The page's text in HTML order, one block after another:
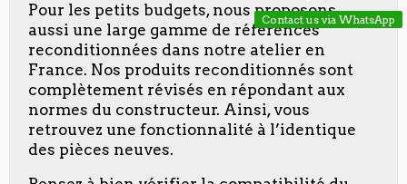
Pour les petits budgets, nous proposons
aussi une large gamme de références
reconditionnées dans notre atelier en
France. Nos produits reconditionnés sont
complètement révisés en répondant aux
normes du constructeur. Ainsi, vous
retrouvez une fonctionnalité à l’identique
des pièces neuves.
Contact us via WhatsApp